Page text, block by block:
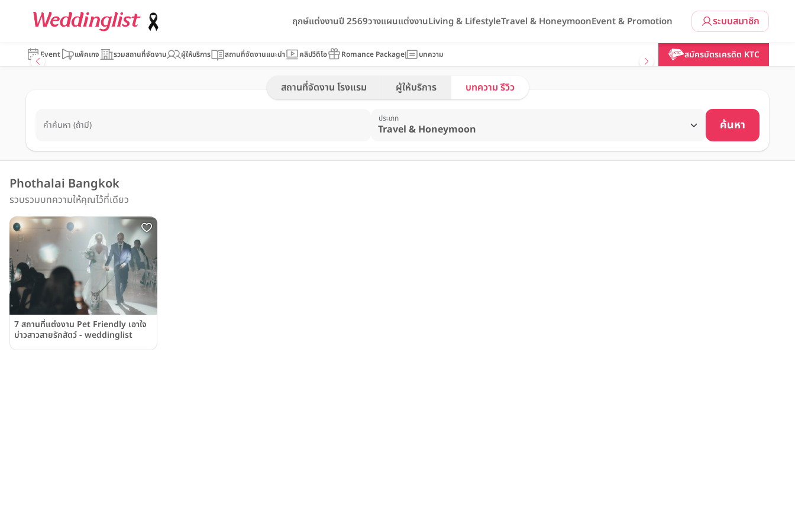
ระบบสมาชิก
ฤกษ์แต่งงานปี 2569วางแผนแต่งงานLiving & LifestyleTravel & HoneymoonEvent & Promotion
Event แพ็คเกจ รวมสถานที่จัดงาน ผู้ให้บริการ สถานที่จัดงานแนะนำ คลิปวีดีโอ Romance Package บทความ สมัครบัตรเครดิต KTC
สถานที่จัดงาน โรงแรม ผู้ให้บริการ บทความ รีวิว
คำค้นหา (ถ้ามี)
ประเภท ค้นหา
Phothalai Bangkok
รวบรวมบทความให้คุณไว้ที่เดียว
7 สถานที่แต่งงาน Pet Friendly เอาใจ
บ่าวสาวสายรักสัตว์ - weddinglist